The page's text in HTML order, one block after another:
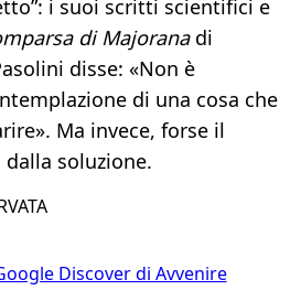
i suoi scritti scientifici e
di Majoranadi
disse: «Non è
di una cosa che
Ma invece, forse il
soluzione.
Discover di Avvenire